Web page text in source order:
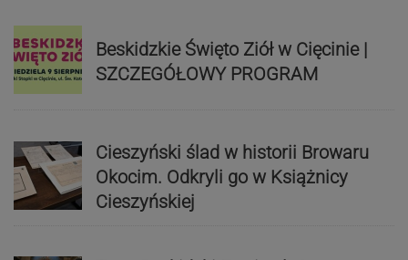
Beskidzkie Święto Ziół w Cięcinie |
SZCZEGÓŁOWY PROGRAM
Cieszyński ślad w historii Browaru
Okocim. Odkryli go w Książnicy
Cieszyńskiej